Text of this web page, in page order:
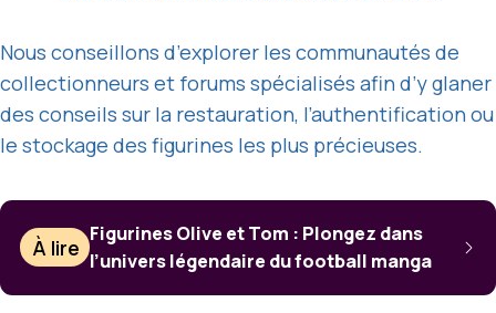
Nous conseillons d’explorer les communautés de
collectionneurs et forums spécialisés afin d’y glaner
des conseils sur la restauration, l’authentification ou
le stockage des figurines les plus précieuses.
À lire
Figurines Olive et Tom : Plongez dans
l’univers légendaire du football manga